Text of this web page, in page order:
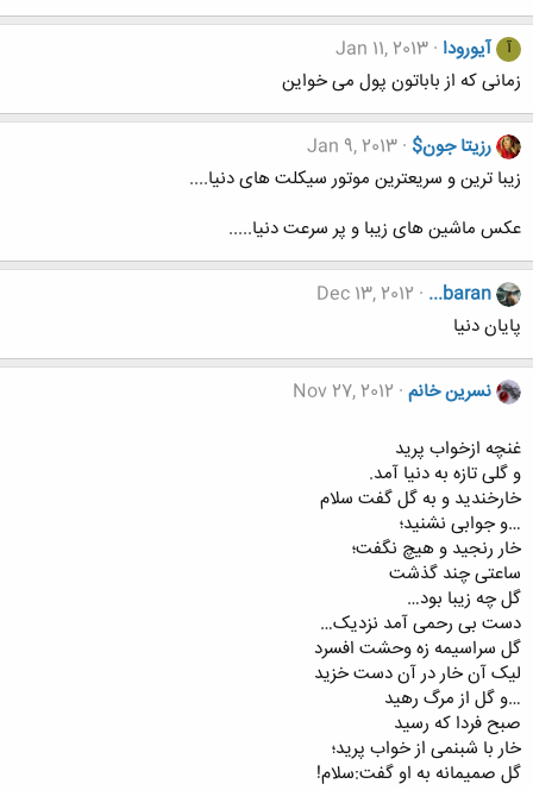
آ آیورودا Jan 11, 2013
زمانی که از باباتون پول می خواین
رزیتا جون$ Jan 9, 2013
زیبا ترین و سریعترین موتور سیکلت های دنیا....
عکس ماشین های زیبا و پر سرعت دنیا.....
...baran
Dec 13, 2012
پایان دنیا
نسرین خانم Nov 27, 2012
غنچه ازخواب پرید
و گلی تازه به دنیا آمد.
خارخندید و به گل گفت سلام
…و جوابی نشنید؛
خار رنجید و هیچ نگفت؛
ساعتی چند گذشت
گل چه زیبا بود…
دست بی رحمی آمد نزدیک…
گل سراسیمه زه وحشت افسرد
لیک آن خار در آن دست خزید
…و گل از مرگ رهید
صبح فردا که رسید
خار با شبنمی از خواب پرید؛
گل صمیمانه به او گفت:سلام!